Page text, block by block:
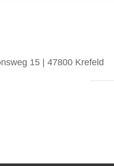
15 | 47800 Krefeld